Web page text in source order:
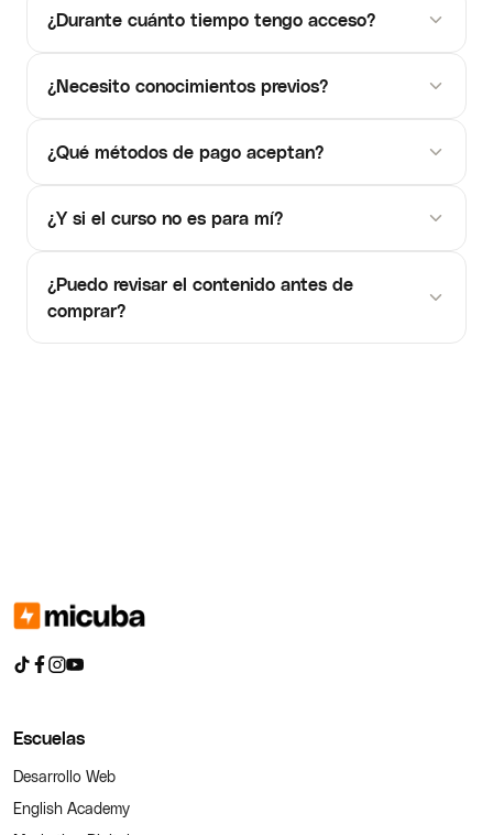
¿Durante cuánto tiempo tengo acceso?
¿Necesito conocimientos previos?
¿Qué métodos de pago aceptan?
¿Y si el curso no es para mí?
¿Puedo revisar el contenido antes de
comprar?
Escuelas
Desarrollo Web
English Academy